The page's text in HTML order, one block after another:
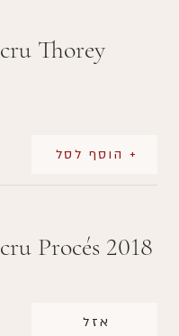
cru Thorey
+ הוסף לסל
cru Procés 2018
אזל